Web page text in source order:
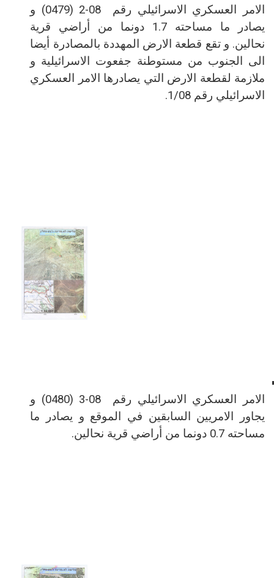
الامر العسكري الاسرائيلي رقم 2-08
(0479) و
يصادر ما مساحته 1.7 دونما من أراضي قرية
نحالين. و تقع قطعة الارض المهددة بالمصادرة أيضا
الى الجنوب من مستوطنة جفعوت الاسرائيلية و
ملازمة لقطعة الارض التي يصادرها الامر العسكري
الاسرائيلي رقم 1/08.
الامر العسكري الاسرائيلي رقم 3-08
(0480) و
يجاور الامريين السابقين في الموقع و يصادر ما
مساحته 0.7 دونما من أراضي قرية نحالين.